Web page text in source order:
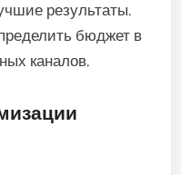
результаты.
бюджет в
каналов.